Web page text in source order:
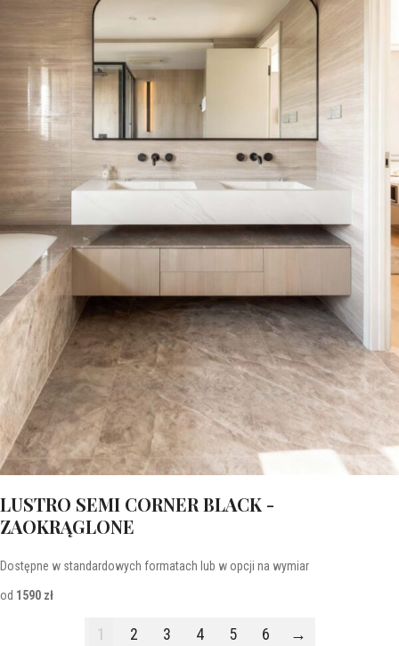
LUSTRO SEMI CORNER BLACK -
ZAOKRĄGLONE
Dostępne w standardowych formatach lub w opcji na wymiar
od 1590 zł
1 2 3 4 5 6 →